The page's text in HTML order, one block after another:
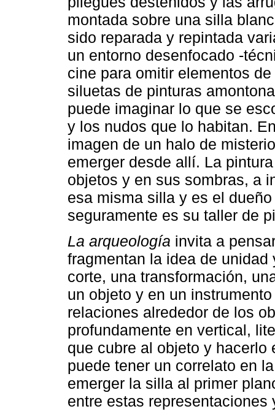
montada sobre una silla
sido reparada y repintada
un entorno desenfocado -
cine para omitir elementos
siluetas de pinturas
puede imaginar lo que se
y los nudos que lo habitan.
imagen de un halo de
emerger desde allí. La
objetos y en sus sombras, a
esa misma silla y es el
seguramente es su taller de
La arqueología invita a
fragmentan la idea de
corte, una transformación,
un objeto y en un
relaciones alrededor de los
profundamente en vertical,
que cubre al objeto y
puede tener un correlato en
emerger la silla al primer
entre estas representaciones